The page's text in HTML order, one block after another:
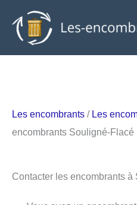
contenu
Les encombrants / Les
encombrants Souligné-Flacé
Contacter les encombrants